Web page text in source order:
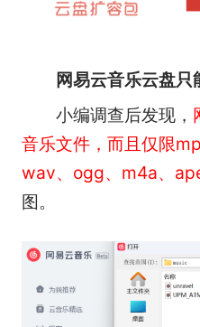
网易云音乐云盘只
小编调查后发现，
音乐文件，而且仅限
wav、ogg、m4a、
图。